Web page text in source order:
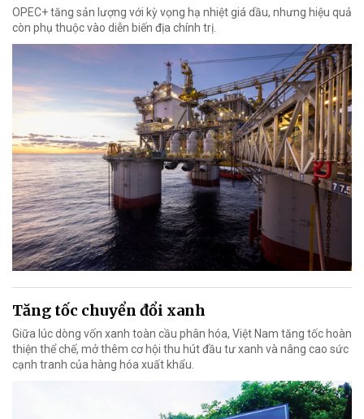
OPEC+ tăng sản lượng với kỳ vọng hạ nhiệt giá dầu, nhưng hiệu quả
còn phụ thuộc vào diễn biến địa chính trị.
Tăng tốc chuyển đổi xanh
Giữa lúc dòng vốn xanh toàn cầu phân hóa, Việt Nam tăng tốc hoàn
thiện thể chế, mở thêm cơ hội thu hút đầu tư xanh và nâng cao sức
cạnh tranh của hàng hóa xuất khẩu.